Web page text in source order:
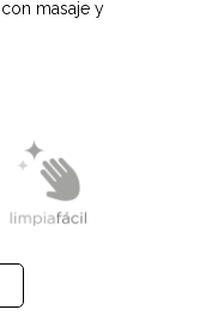
masaje y